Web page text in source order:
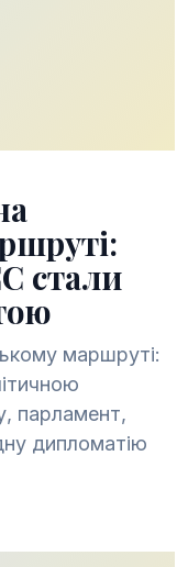
стали
маршруті:
парламент,
дипломатію